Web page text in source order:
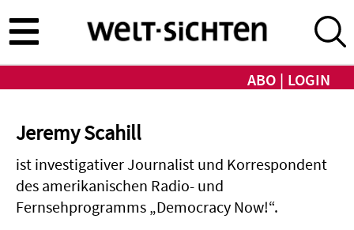
zum
Inhalt
ABO LOGIN
Jeremy Scahill
ist investigativer Journalist und Korrespondent
des amerikanischen Radio- und
Fernsehprogramms „Democracy Now!“.